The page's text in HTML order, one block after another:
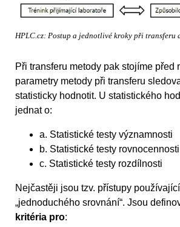
HPLC.cz: Postup a jednotlivé kroky při transferu
Při transferu metody pak stojíme před
parametry metody při transferu
statisticky hodnotit. U statistického
jednat o:
a. Statistické testy významnosti
b. Statistické testy rovnocennosti
c. Statistické testy rozdílnosti
Nejčastěji jsou tzv. přístupy
„jednoduchého srovnání“. Jsou
kritéria pro: